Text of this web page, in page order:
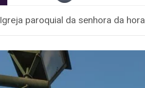
Igreja paroquial da senhora da hora